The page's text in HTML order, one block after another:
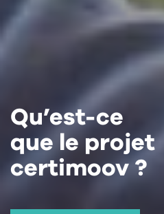
Qu’est-ce
que le projet
certimoov ?